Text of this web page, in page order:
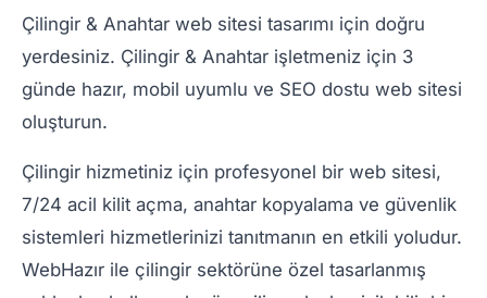
Çilingir & Anahtar web sitesi tasarımı için doğru
yerdesiniz. Çilingir & Anahtar işletmeniz için 3
günde hazır, mobil uyumlu ve SEO dostu web sitesi
oluşturun.
Çilingir hizmetiniz için profesyonel bir web sitesi,
7/24 acil kilit açma, anahtar kopyalama ve güvenlik
sistemleri hizmetlerinizi tanıtmanın en etkili yoludur.
WebHazır ile çilingir sektörüne özel tasarlanmış